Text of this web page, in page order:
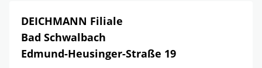
DEICHMANN Filiale
Bad Schwalbach
Edmund-Heusinger-Straße 19